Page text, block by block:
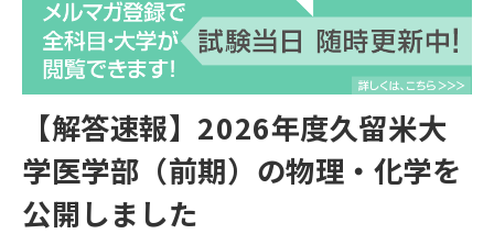
医学部解答速報2026
【解答速報】2026年度久留米大
学医学部（前期）の物理・化学を
公開しました